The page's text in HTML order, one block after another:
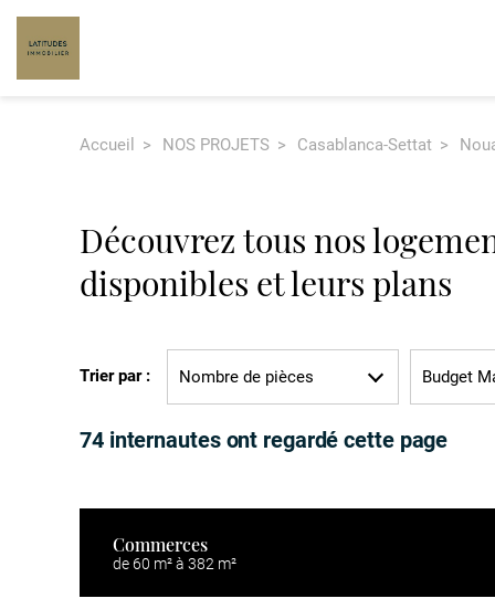
Bureaux
OASIS OFFICES II
OASIS OFFICES III
Pour habiter
Notre histoire
Accueil NOS PROJETS Casablanca-Settat
Découvrez tous nos
disponibles et leurs plans
Trier par : Nombre de pièces
74 internautes ont regardé cette page
Commerces
de 60 m² à 382 m²